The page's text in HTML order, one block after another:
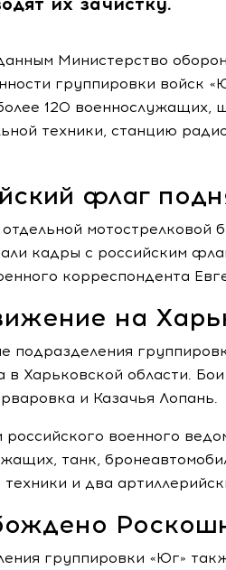
Министерство
группировки войск
120 военнослужащих,
техники, станцию
флаг
мотострелковой
кадры с российским
корреспондента
на
подразделения
в Харьковской области.
и Казачья Лопань.
военного
танк,
техники и два
группировки «Юг»